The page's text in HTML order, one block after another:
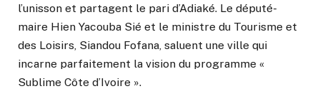
l’unisson et partagent le pari d’Adiaké. Le député-
maire Hien Yacouba Sié et le ministre du Tourisme et
des Loisirs, Siandou Fofana, saluent une ville qui
incarne parfaitement la vision du programme «
Sublime Côte d’Ivoire ».